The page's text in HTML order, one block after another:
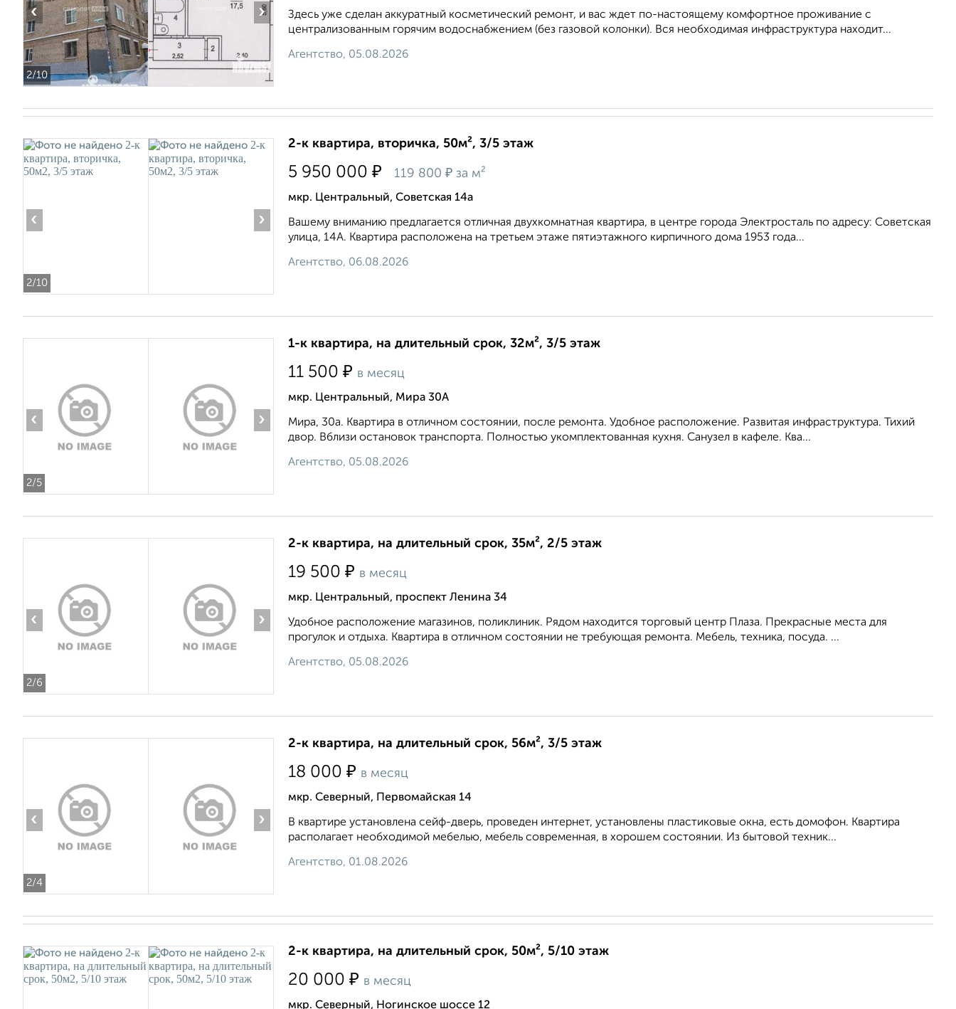
2/10
‹ ›
Здесь уже сделан аккуратный косметический ремонт, и вас ждет по-настоящему комфортное проживание с
централизованным горячим водоснабжением (без газовой колонки). Вся необходимая инфраструктура находит...
Агентство, 05.08.2026
2/10
‹ ›
2-к квартира, вторичка, 50м², 3/5 этаж
5 950 000 ₽ 119 800 ₽ за м²
мкр. Центральный, Советская 14а
Вашему вниманию предлагается отличная двухкомнатная квартира, в центре города Электросталь по адресу: Советская
улица, 14А. Квартира расположена на третьем этаже пятиэтажного кирпичного дома 1953 года...
Агентство, 06.08.2026
2/5
‹ ›
1-к квартира, на длительный срок, 32м², 3/5 этаж
11 500 ₽ в месяц
мкр. Центральный, Мира 30А
Мира, 30а. Квартира в отличном состоянии, после ремонта. Удобное расположение. Развитая инфраструктура. Тихий
двор. Вблизи остановок транспорта. Полностью укомплектованная кухня. Санузел в кафеле. Ква...
Агентство, 05.08.2026
2/6
‹ ›
2-к квартира, на длительный срок, 35м², 2/5 этаж
19 500 ₽ в месяц
мкр. Центральный, проспект Ленина 34
Удобное расположение магазинов, поликлиник. Рядом находится торговый центр Плаза. Прекрасные места для
прогулок и отдыха. Квартира в отличном состоянии не требующая ремонта. Мебель, техника, посуда. ...
Агентство, 05.08.2026
2/4
‹ ›
2-к квартира, на длительный срок, 56м², 3/5 этаж
18 000 ₽ в месяц
мкр. Северный, Первомайская 14
В квартире установлена сейф-дверь, проведен интернет, установлены пластиковые окна, есть домофон. Квартира
располагает необходимой мебелью, мебель современная, в хорошем состоянии. Из бытовой техник...
Агентство, 01.08.2026
2-к квартира, на длительный срок, 50м², 5/10 этаж
20 000 ₽ в месяц
мкр. Северный, Ногинское шоссе 12